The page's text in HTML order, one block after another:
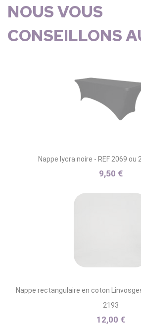
NOUS VOUS
CONSEILLONS
Nappe lycra noire - REF 2069 ou
9,50 €
Nappe rectangulaire en coton
2193
12,00 €